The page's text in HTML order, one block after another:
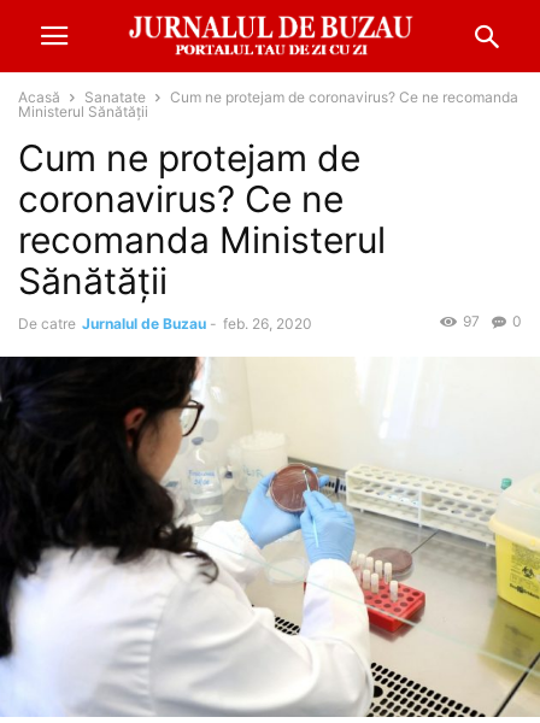
Acasă Sanatate
Cum ne protejam de coronavirus? Ce ne recomanda
Ministerul Sănătății
Cum ne protejam de
coronavirus? Ce ne
recomanda Ministerul
Sănătății
De catre Jurnalul de Buzau - feb. 26, 2020 0
97